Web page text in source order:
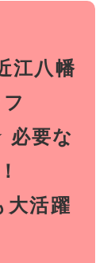
江八幡
必要な
大活躍